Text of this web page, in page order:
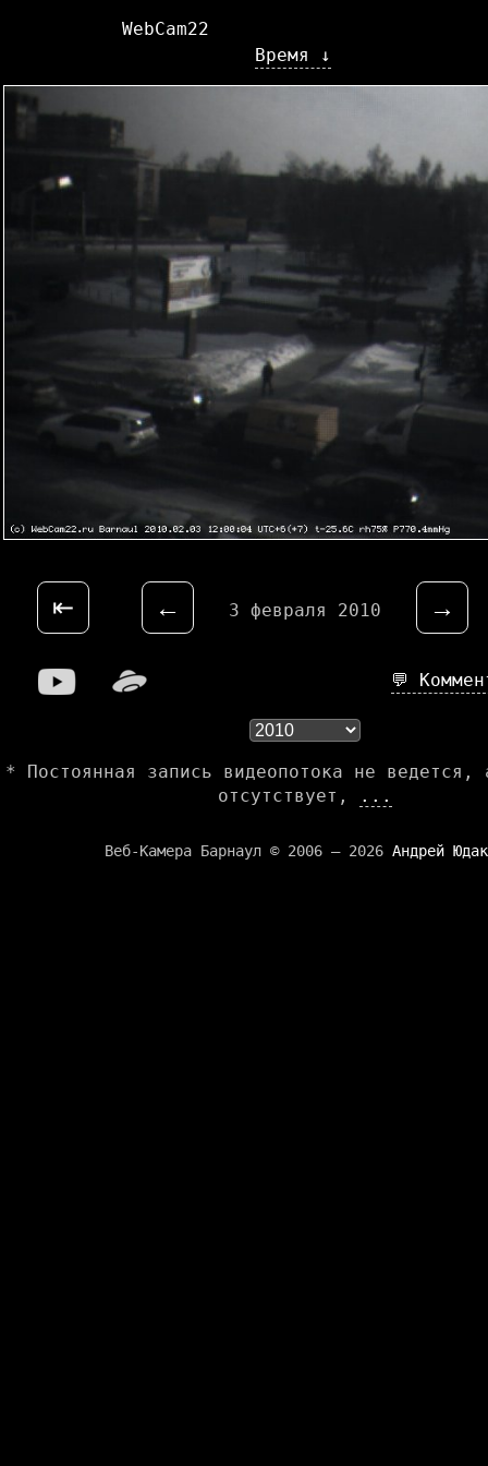
Время ↓
WebCam22
⇤ ← 3 февраля 2010 →
💬
* Постоянная запись видеопотока не ведется,
отсутствует,
...
Веб-Камера Барнаул © 2006 — 2026 Андрей